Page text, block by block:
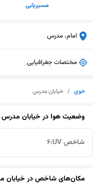
مسیریابی
امام، مدرس
مختصات جغرافیایی
خوی / خیابان مدرس
وضعیت هوا درخیابان مدرس
شاخص UV: 6
مکان‌های شاخص درخیابان